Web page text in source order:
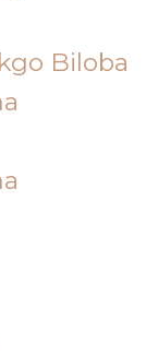
Biloba